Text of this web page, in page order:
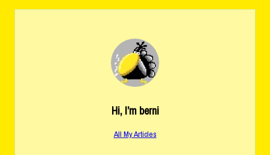
Hi, I’m berni
All My Articles